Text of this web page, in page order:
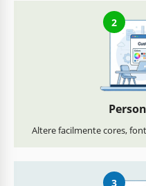
2
Altere facilmente cores,
3